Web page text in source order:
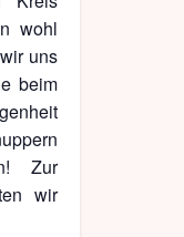
wohl
uns
beim
Zur
wir